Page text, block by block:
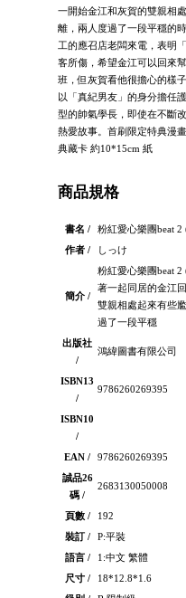
一開始金江和灰賀的雙親相
離，兩人度過了一段平穩的
工的應召店老闆來電，表明
客所傷，希望金江可以回來
班，但灰賀看他很擔心的樣
以「真紀男友」的身分擔任
型的帥氣學長，即使在不斷
熱愛故事。首刷限定特典漫
典藏卡 約10*15cm 紙
商品規格
書名 /
粉紅愛心樂團beat
作者 /
しっけ
簡介 /
粉紅愛心樂團beat
著一起同居的金江
雙親相處起來有些
過了一段平穩
出版社
/
鴻緯圖書有限公司
ISBN13
/
9786260269395
ISBN10
/
EAN /
9786260269395
誠品26
碼 /
2683130050008
頁數 /
192
裝訂 /
P:平裝
語言 /
1:中文 繁體
尺寸 /
18*12.8*1.6